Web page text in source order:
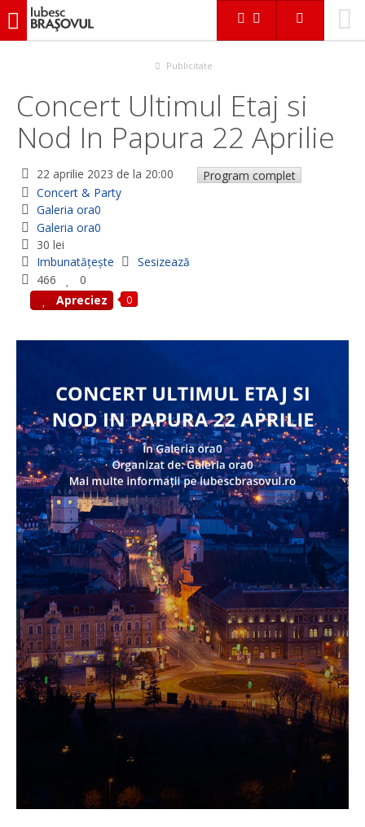
iubescbraşovul.ro
Concert Ultimul Etaj si Nod In Papura 22 Aprilie
Publicitate
Concert Ultimul Etaj si
Nod In Papura 22 Aprilie
22 aprilie 2023 de la 20:00
Program complet
Concert & Party
Galeria ora0
Galeria ora0
30 lei
Imbunatățește
Sesizează
466
0
Apreciez
0